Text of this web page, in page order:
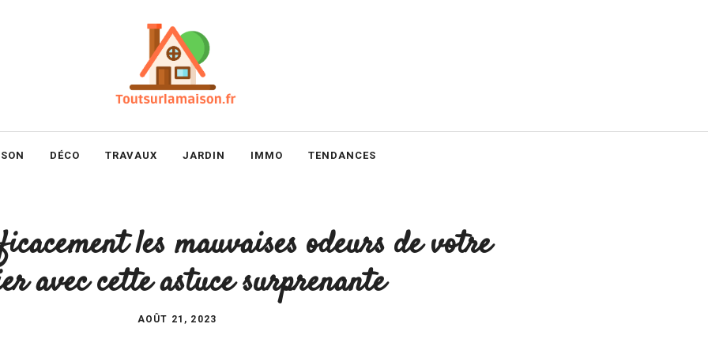
DÉCO TRAVAUX JARDIN IMMO TENDANCES
les mauvaises odeurs de votre
avec cette astuce surprenante
AOÛT 21, 2023